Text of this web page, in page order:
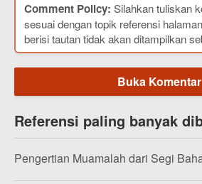
Comment Policy: Silahkan tuliskan
sesuai dengan topik referensi
berisi tautan tidak akan ditampilkan
Buka Komentar
Referensi paling banyak
Pengertian Muamalah dari Segi